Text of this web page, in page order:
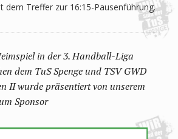
dem Treffer zur 16:15-Pausenführung.
in der 3. Handball-Liga
dem TuS Spenge und TSV GWD
II wurde präsentiert von unserem
Sponsor